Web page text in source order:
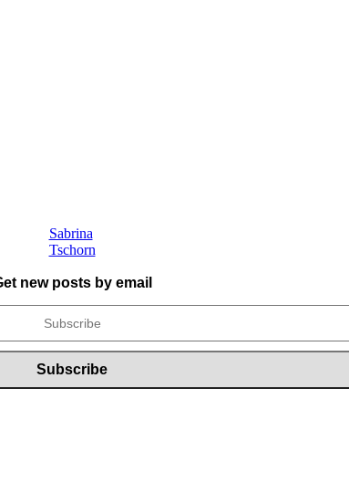
Sabrina
Tschorn
new posts by email